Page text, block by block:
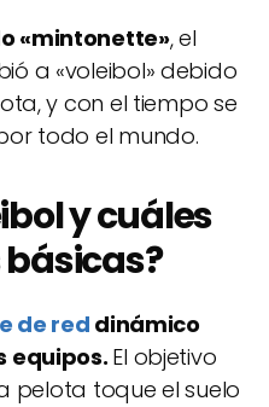
«mintonette», el
a «voleibol» debido
y con el tiempo se
todo el mundo.
y cuáles
de red dinámico
equipos. El objetivo
pelota toque el suelo